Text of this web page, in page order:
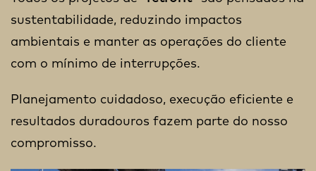
sustentabilidade, reduzindo impactos
ambientais e manter as operações do cliente
com o mínimo de interrupções.
Planejamento cuidadoso, execução eficiente e
resultados duradouros fazem parte do nosso
compromisso.